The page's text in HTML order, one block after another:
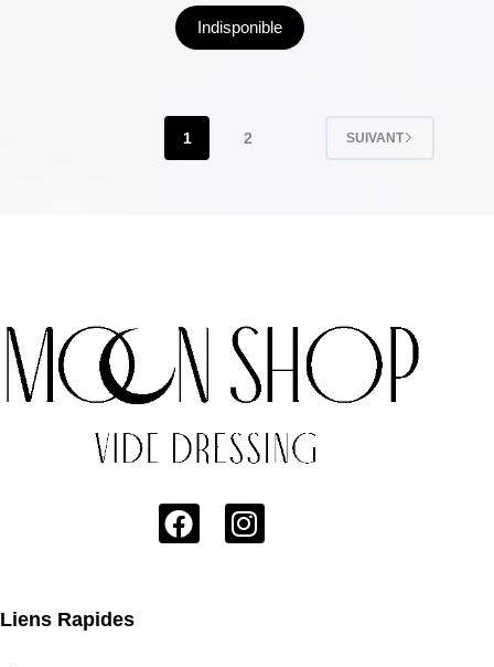
Indisponible
1 2 SUIVANT
Liens Rapides